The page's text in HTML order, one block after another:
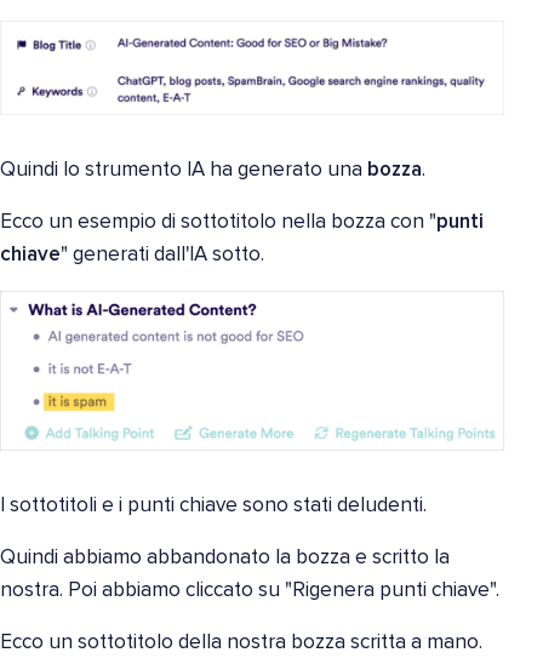
Quindi lo strumento IA ha generato una bozza.
Ecco un esempio di sottotitolo nella bozza con "punti
chiave" generati dall'IA sotto.
I sottotitoli e i punti chiave sono stati deludenti.
Quindi abbiamo abbandonato la bozza e scritto la
nostra. Poi abbiamo cliccato su "Rigenera punti chiave".
Ecco un sottotitolo della nostra bozza scritta a mano.